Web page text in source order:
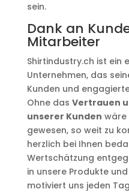
sein.
Dank an
Mitarbeiter
Shirtindustry.ch ist ein
Unternehmen, das
Kunden und
Ohne das Vertrauen
unserer Kunden wäre
gewesen, so weit zu
herzlich bei Ihnen
Wertschätzung
in unsere Produkte
motiviert uns jeden